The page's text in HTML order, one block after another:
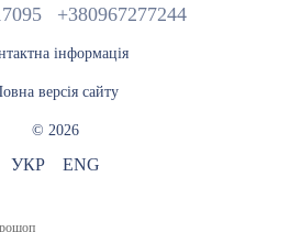
+380967277244
інформація
версія сайту
© 2026
УКР ENG